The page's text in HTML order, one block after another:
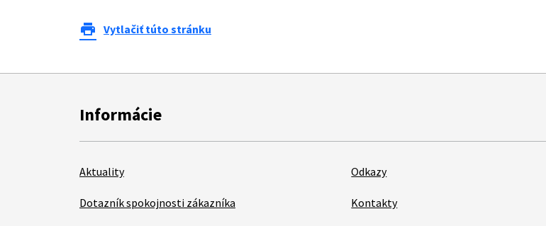
print Vytlačiť túto stránku
Informácie
Aktuality
Dotazník spokojnosti zákazníka
Odkazy
Kontakty